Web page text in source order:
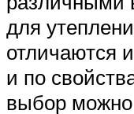
для
отличаются
и по
выбор можно